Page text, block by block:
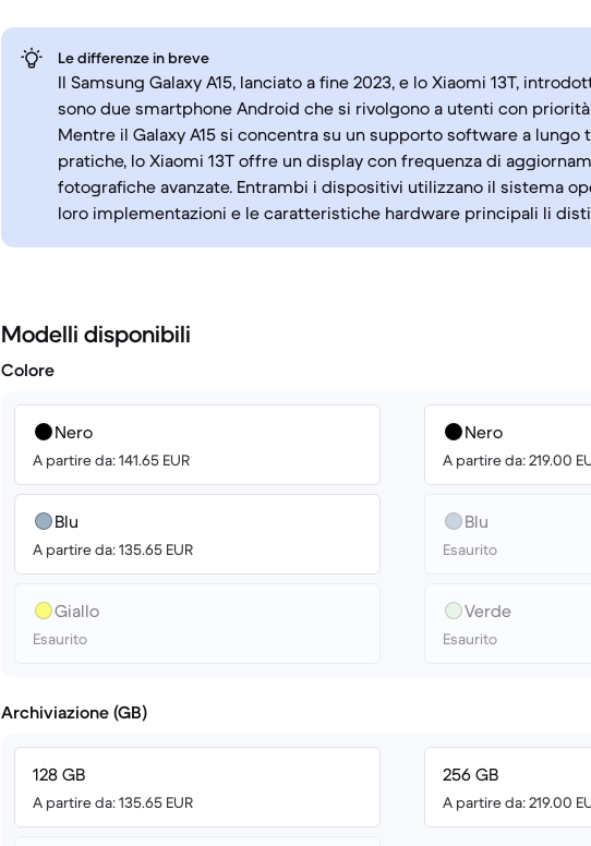
Le differenze in breve
Il Samsung Galaxy A15, lanciato a fine 2023, e lo Xiaomi 13T,
sono due smartphone Android che si rivolgono a utenti con
Mentre il Galaxy A15 si concentra su un supporto software a
pratiche, lo Xiaomi 13T offre un display con frequenza di
fotografiche avanzate. Entrambi i dispositivi utilizzano il sistema
loro implementazioni e le caratteristiche hardware principali li
Modelli disponibili
Colore
Nero
A partire da: 141.65 EUR
Blu
A partire da: 135.65 EUR
Giallo
Esaurito
Nero
A partire da: 219.00
Blu
Esaurito
Verde
Esaurito
Archiviazione (GB)
128 GB
A partire da: 135.65 EUR
256 GB
A partire da: 219.00